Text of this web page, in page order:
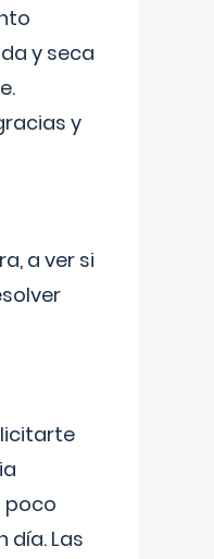
y seca
y
a ver si
poco
día. Las